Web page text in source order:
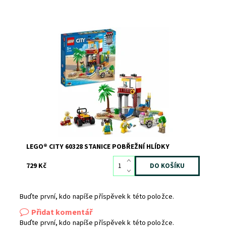
Stanice pobřežní hlídky od LEGO® City, obsahuje
2podlažní budovu, křižovatku, čtyřkolku, zmrzlinářský
vozík, palmu, pláž, 4 minifigurky a figurky kraba a želvy
Dostupnost:
Skladem2
9627
LEGO® CITY 60328 STANICE POBŘEŽNÍ HLÍDKY
729 Kč
Buďte první, kdo napíše příspěvek k této položce.
Přidat komentář
Buďte první, kdo napíše příspěvek k této položce.